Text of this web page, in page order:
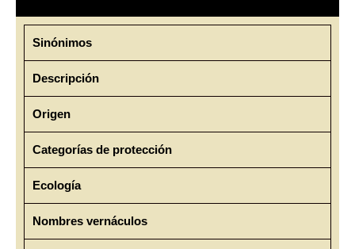
Sinónimos
Descripción
Origen
Categorías de protección
Ecología
Nombres vernáculos